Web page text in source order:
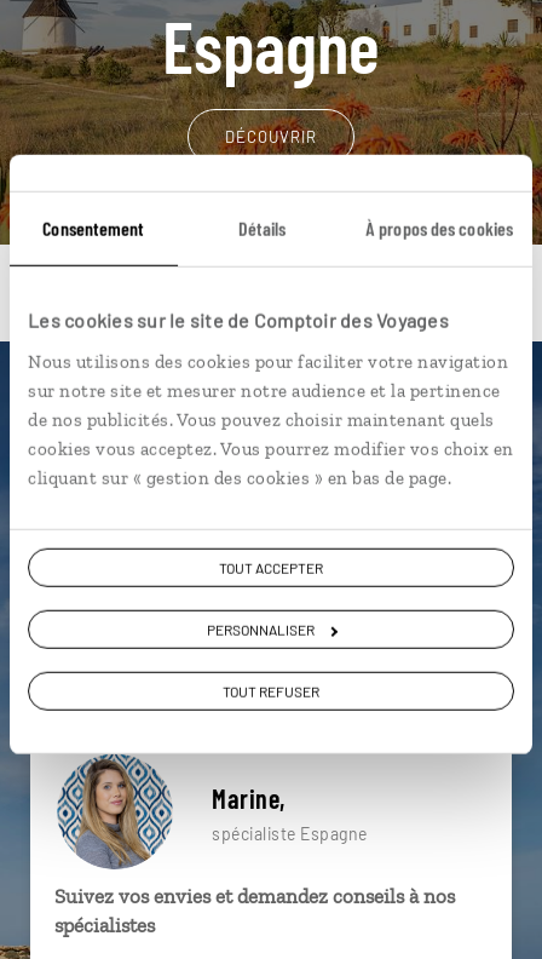
Consentement Détails À propos des cookies
Les cookies sur le site de Comptoir des Voyages
Nous utilisons des cookies pour faciliter votre navigation
sur notre site et mesurer notre audience et la pertinence
de nos publicités. Vous pouvez choisir maintenant quels
cookies vous acceptez. Vous pourrez modifier vos choix en
cliquant sur « gestion des cookies » en bas de page.
TOUT ACCEPTER
PERSONNALISER
TOUT REFUSER
Espagne
DÉCOUVRIR
Une envie de voyage
particulière ?
Chefchaouen
Colline de Montjuic Mer Méditerranée Catalogne
Marine,
spécialiste Espagne
Suivez vos envies et demandez conseils à nos
spécialistes